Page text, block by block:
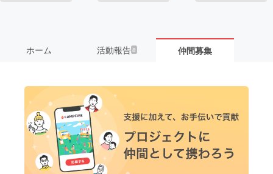
ホーム 活動報告8 仲間募集